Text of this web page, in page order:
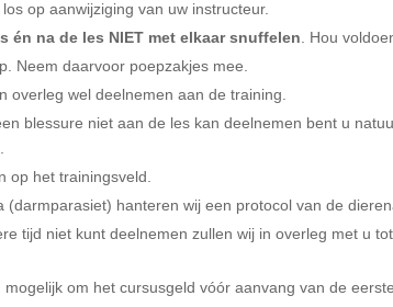
op aanwijziging van uw instructeur.
én na de les NIET met elkaar snuffelen . Hou
Neem daarvoor poepzakjes mee.
overleg wel deelnemen aan de training.
blessure niet aan de les kan deelnemen bent u
op het trainingsveld.
hanteren wij een protocol van de
tijd niet kunt deelnemen zullen wij in overleg met u
om het cursusgeld vóór aanvang van de